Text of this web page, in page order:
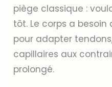
piège classique :
tôt. Le corps a besoin
pour adapter
capillaires aux
prolongé.